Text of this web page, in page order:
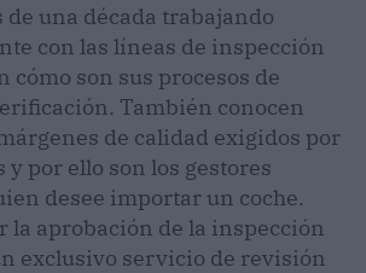
una década trabajando
con las líneas de inspección
cómo son sus procesos de
También conocen
de calidad exigidos por
y por ello son los gestores
desee importar un coche.
la aprobación de la inspección
exclusivo servicio de revisión